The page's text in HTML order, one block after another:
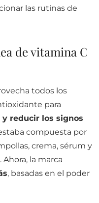
las rutinas de
de vitamina C
todos los
para
reducir los signos
compuesta por
crema, sérum y
la marca
, basadas en el poder